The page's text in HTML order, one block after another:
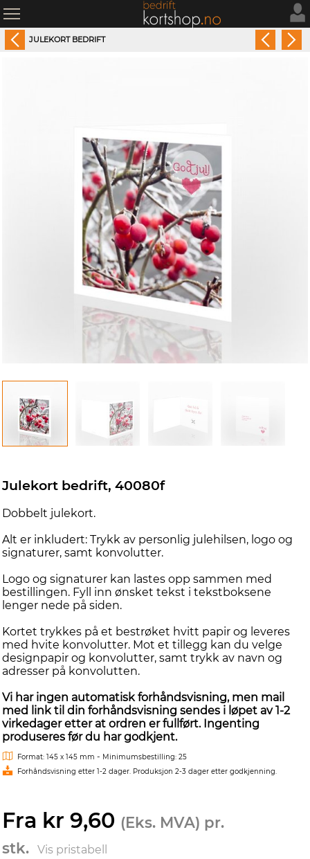
JULEKORT BEDRIFT
Julekort bedrift, 40080f
Dobbelt julekort.
Alt er inkludert: Trykk av personlig julehilsen, logo og
signaturer, samt konvolutter.
Logo og signaturer kan lastes opp sammen med
bestillingen. Fyll inn ønsket tekst i tekstboksene
lenger nede på siden.
Kortet trykkes på et bestrøket hvitt papir og leveres
med hvite konvolutter. Mot et tillegg kan du velge
designpapir og konvolutter, samt trykk av navn og
adresser på konvolutten.
Vi har ingen automatisk forhåndsvisning, men mail
med link til din forhåndsvisning sendes i løpet av 1-2
virkedager etter at ordren er fullført. Ingenting
produseres før du har godkjent.
Format: 145 x 145 mm - Minimumsbestilling: 25
Forhåndsvisning etter 1-2 dager. Produksjon 2-3 dager etter godkjenning.
Fra kr 9,60 (Eks. MVA) pr.
stk.
Vis pristabell